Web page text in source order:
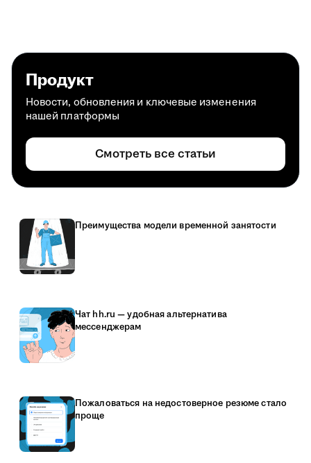
Продукт
Новости, обновления и ключевые изменения
нашей платформы
Смотреть все статьи
Преимущества модели временной занятости
Чат hh.ru — удобная альтернатива
мессенджерам
Пожаловаться на недостоверное резюме стало
проще